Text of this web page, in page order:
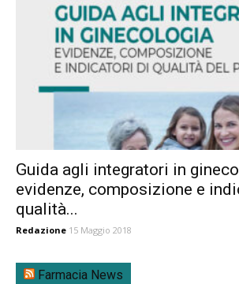
Guida agli integratori in
evidenze, composizione e
qualità...
Redazione 15 Maggio 2018
Farmacia News